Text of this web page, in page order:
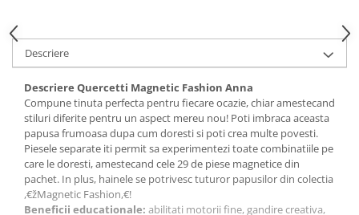
Descriere
Descriere Quercetti Magnetic Fashion Anna
Compune tinuta perfecta pentru fiecare ocazie, chiar amestecand
stiluri diferite pentru un aspect mereu nou! Poti imbraca aceasta
papusa frumoasa dupa cum doresti si poti crea multe povesti.
Piesele separate iti permit sa experimentezi toate combinatiile pe
care le doresti, amestecand cele 29 de piese magnetice din
pachet. In plus, hainele se potrivesc tuturor papusilor din colectia
,€žMagnetic Fashion,€!
Beneficii educationale: abilitati motorii fine, gandire creativa,